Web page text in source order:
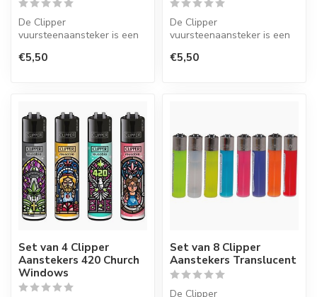
De Clipper
vuursteenaansteker is een
perfecte kwaliteit.
€5,50
De Clipper
vuursteenaansteker is een
perfecte kwaliteit.
€5,50
Set van 4 Clipper
Aanstekers 420 Church
Windows
Set van 8 Clipper
Aanstekers Translucent
De Clipper